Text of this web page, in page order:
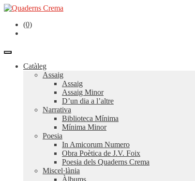
(0)
Catàleg
Assaig
Assaig
Assaig Minor
D’un dia a l’altre
Narrativa
Biblioteca Mínima
Mínima Minor
Poesia
In Amicorum Numero
Obra Poètica de J.V. Foix
Poesia dels Quaderns Crema
Miscel·lània
Àlbums